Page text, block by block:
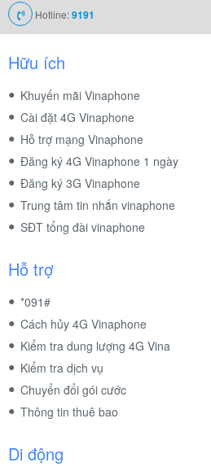
Hotline:9191
Hữu ích
Khuyến mãi Vinaphone
Cài đặt 4G Vinaphone
Hỗ trợ mạng Vinaphone
Đăng ký 4G Vinaphone 1 ngày
Đăng ký 3G Vinaphone
Trung tâm tin nhắn vinaphone
SĐT tổng đài vinaphone
Hỗ trợ
*091#
Cách hủy 4G Vinaphone
Kiểm tra dung lượng 4G Vina
Kiểm tra dịch vụ
Chuyển đổi gói cước
Thông tin thuê bao
Di động